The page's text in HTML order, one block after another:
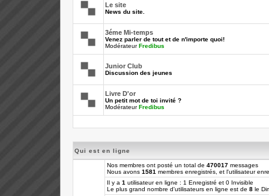
Le site
News du site.
3éme Mi-temps
Venez parler de tout et de n'importe quoi!
ModérateurFredibus
Junior Club
Discussion des jeunes
Livre D'or
Un petit mot de toi invité ?
ModérateurFredibus
Qui est en ligne
Nos membres ont posté un total de 470017 messages
Nous avons 1581 membres enregistrés, et l'utilisateur
Il y a 1 utilisateur en ligne : 1 Enregistré et 0 Invisible
Le plus grand nombre d'utilisateurs en ligne est de 8 le